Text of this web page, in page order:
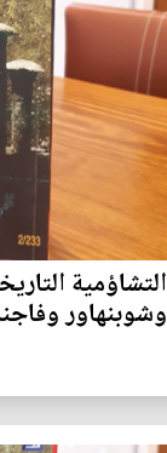
التشاؤمية
وشوبنهاور